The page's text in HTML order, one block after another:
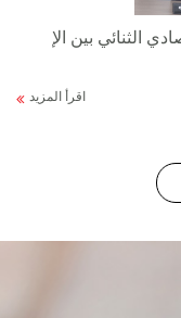
الثنائي بين الإ
اقرأ المزيد